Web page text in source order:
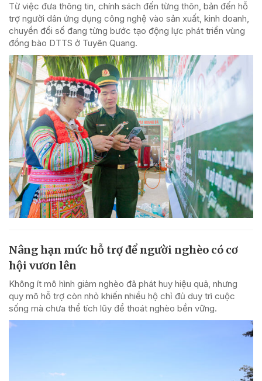
Từ việc đưa thông tin, chính sách đến từng thôn, bản đến hỗ
trợ người dân ứng dụng công nghệ vào sản xuất, kinh doanh,
chuyển đổi số đang từng bước tạo động lực phát triển vùng
đồng bào DTTS ở Tuyên Quang.
Nâng hạn mức hỗ trợ để người nghèo có cơ
hội vươn lên
Không ít mô hình giảm nghèo đã phát huy hiệu quả, nhưng
quy mô hỗ trợ còn nhỏ khiến nhiều hộ chỉ đủ duy trì cuộc
sống mà chưa thể tích lũy để thoát nghèo bền vững.